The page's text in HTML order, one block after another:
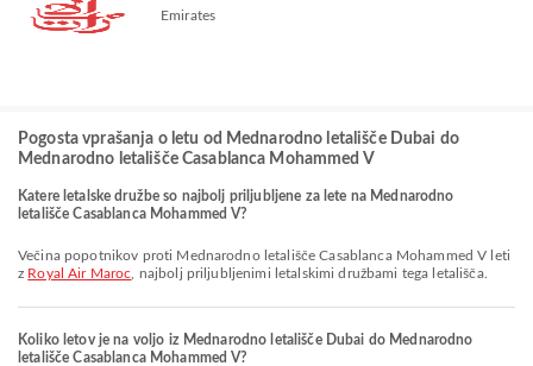
Emirates
Pogosta vprašanja o letu od Mednarodno letališče Dubai do
Mednarodno letališče Casablanca Mohammed V
Katere letalske družbe so najbolj priljubljene za lete na Mednarodno
letališče Casablanca Mohammed V?
Večina popotnikov proti Mednarodno letališče Casablanca Mohammed V leti
z Royal Air Maroc , najbolj priljubljenimi letalskimi družbami tega letališča.
Koliko letov je na voljo iz Mednarodno letališče Dubai do Mednarodno
letališče Casablanca Mohammed V?